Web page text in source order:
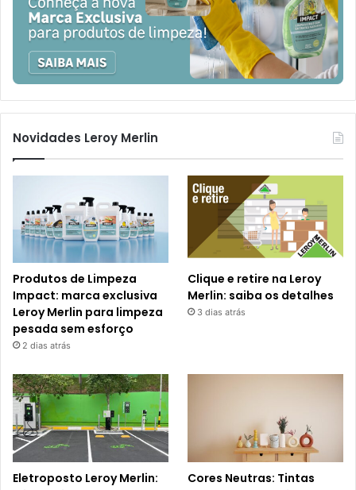
Novidades Leroy Merlin
Produtos de Limpeza
Impact: marca exclusiva
Leroy Merlin para limpeza
pesada sem esforço
2 dias atrás
Clique e retire na Leroy
Merlin: saiba os detalhes
3 dias atrás
Eletroposto Leroy Merlin:
Cores Neutras: Tintas